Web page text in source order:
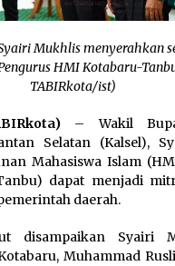
Kunker ke Pemkab
5, 2026
Putusan PN, Kejari
400 Juta dari Kasus
Forum Komunikasi dan
Tapin Komitmen
4, 2026
HST Musnahkan Barang
van Gewisjde
Mukhlis menyerahkan
HMI Kotabaru-
TABIRkota/ist)
– Wakil
Selatan (Kalsel),
Mahasiswa Islam
dapat menjadi
daerah.
disampaikan Syairi
Muhammad